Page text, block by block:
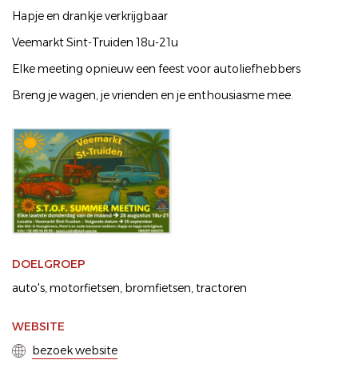
Hapje en drankje verkrijgbaar
Veemarkt Sint-Truiden 18u-21u
Elke meeting opnieuw een feest voor autoliefhebbers
Breng je wagen, je vrienden en je enthousiasme mee.
DOELGROEP
auto's motorfietsen bromfietsen tractoren
WEBSITE
bezoek website